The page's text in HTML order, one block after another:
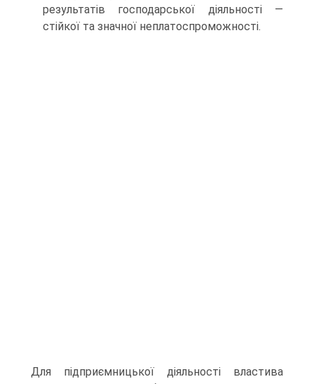
результатів господарської діяльності —
стійкої та значної неплатоспроможності.
Для підприємницької діяльності властива